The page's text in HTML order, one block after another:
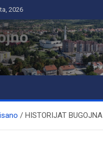
2026
HISTORIJAT BUGOJNA